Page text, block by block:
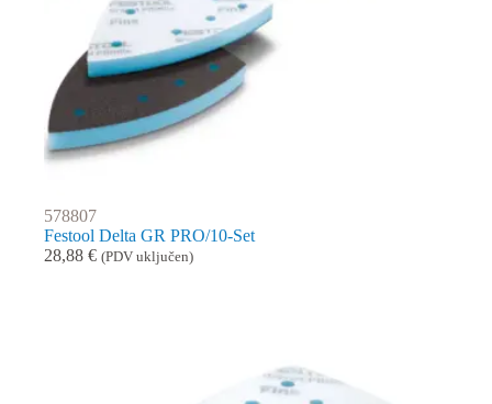
578807
Festool Delta GR PRO/10-Set
28,88 € (PDV uključen)